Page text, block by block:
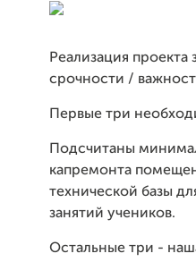
Реализация проекта
срочности /
Первые три
Подсчитаны
капремонта
технической базы
занятий учеников.
Остальные три -